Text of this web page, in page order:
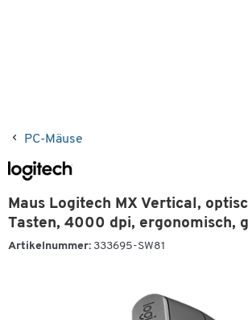
PC-Mäuse
Maus Logitech MX Vertical,
Tasten, 4000 dpi, ergonomisch,
Artikelnummer: 333695-SW81